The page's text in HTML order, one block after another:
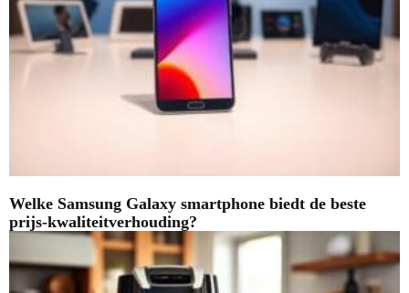
Welke Samsung Galaxy smartphone biedt de beste
prijs-kwaliteitverhouding?